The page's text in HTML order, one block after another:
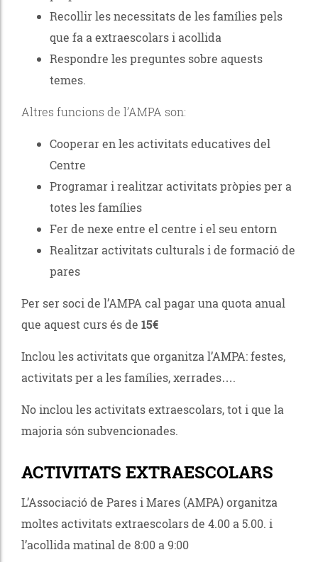
Recollir les necessitats de les famílies pels
que fa a extraescolars i acollida
Respondre les preguntes sobre aquests
temes.
Altres funcions de l’AMPA son:
Cooperar en les activitats educatives del
Centre
Programar i realitzar activitats pròpies per a
totes les famílies
Fer de nexe entre el centre i el seu entorn
Realitzar activitats culturals i de formació de
pares
Per ser soci de l’AMPA cal pagar una quota anual
que aquest curs és de 15€
Inclou les activitats que organitza l’AMPA: festes,
activitats per a les famílies, xerrades….
No inclou les activitats extraescolars, tot i que la
majoria són subvencionades.
ACTIVITATS EXTRAESCOLARS
L’Associació de Pares i Mares (AMPA) organitza
moltes activitats extraescolars de 4.00 a 5.00. i
l’acollida matinal de 8:00 a 9:00